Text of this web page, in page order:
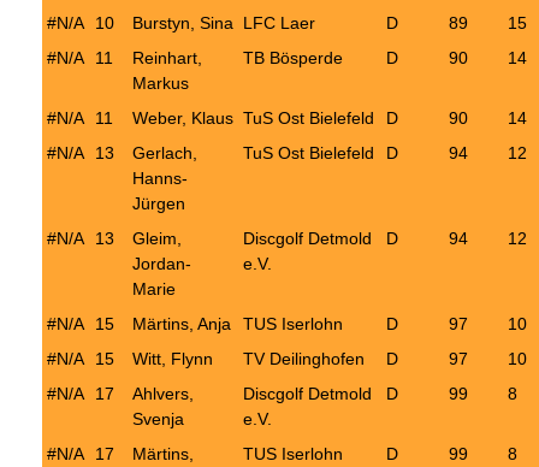
#N/A 10 Burstyn, Sina LFC Laer D 89
15
#N/A
11
Reinhart,
Markus
TB Bösperde D 90 14
#N/A 11 Weber, Klaus TuS Ost Bielefeld D 90
14
#N/A
13
Gerlach,
Hanns-
Jürgen
TuS Ost Bielefeld D 94 12
#N/A 13
Gleim,
Jordan-
Marie
Discgolf Detmold
e.V.
D 94 12
#N/A 15 Märtins, Anja TUS Iserlohn D 97
10
#N/A
15 Witt, Flynn TV Deilinghofen D 97
10
#N/A
17
Ahlvers,
Svenja
Discgolf Detmold
e.V.
D 99 8
#N/A 17
Märtins,
TUS Iserlohn D 99 8